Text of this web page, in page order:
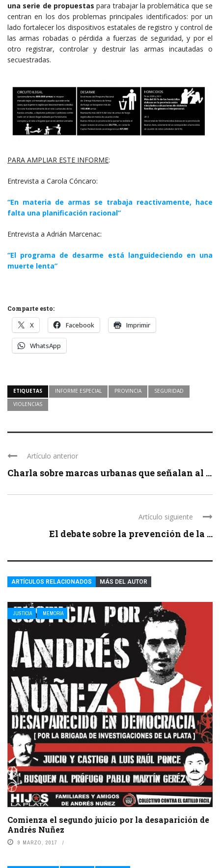
una serie de propuestas para trabajar la problemática que se
centran en los dos problemas principales identificados: por un
lado fortalecer los dispositivos estatales de registro y control de
las armas robadas o pérdida a fuerzas de seguridad, y por el
otro registrar, controlar y destruir las armas incautadas o
secuestradas.
PARA AMPLIAR ESTE INFORME:
Entrevista a Carola Cóncaro:
“En materia de armas se trabaja reactivamente, hace
falta una planificación racional”
Entrevista a Adrián Marcenac:
“El programa de desarme está languideciendo en una
muerte lenta”
Comparte esto:
X Facebook Imprimir
WhatsApp
ETIQUETAS INFORME ESPECIAL PROVINCIA
SEGURIDAD
VIOLENCIAS
Artículo anterior
Charla sobre marcas urbanas que señalan al ...
Artículo siguiente
El debate sobre la prevención de la ...
ARTÍCULOS RELACIONADOS MÁS DEL AUTOR
JUSTICIA MEMORIA
Comienza el segundo juicio por la desaparición de
Andrés Nuñez
9 MARZO, 2017